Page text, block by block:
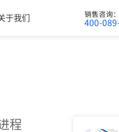
于我们
程